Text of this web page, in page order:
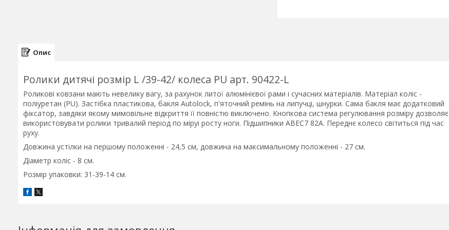
Опис
Ролики дитячі розмір L /39-42/ колеса PU арт. 90422-L
Роликові ковзани мають невелику вагу, за рахунок литої алюмінієвої рами і сучасних матеріалів. Матеріал коліс -
поліуретан (PU). Застібка пластикова, бакля Autolock, п'яточний ремінь на липучці, шнурки. Сама бакля має додатковий
фіксатор, завдяки якому мимовільне відкриття її повністю виключено. Кнопкова система регулювання розміру дозволяє
використовувати ролики тривалий період по міруі росту ноги. Підшипники АВЕС7 82А. Переднє колесо світиться під час
руху.
Довжина устілки на першому положенні - 24,5 см, довжина на максимальному положенні - 27 см.
Діаметр коліс - 8 см.
Розмір упаковки: 31-39-14 см.